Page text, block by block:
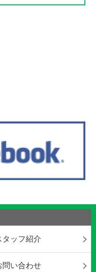
タッフ紹介
問い合わせ